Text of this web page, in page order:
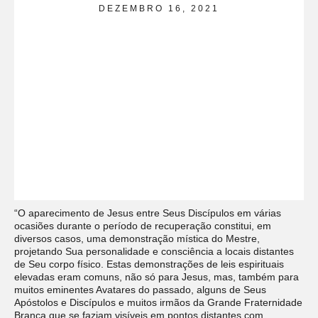
DEZEMBRO 16, 2021
“O aparecimento de Jesus entre Seus Discípulos em várias
ocasiões durante o período de recuperação constitui, em
diversos casos, uma demonstração mística do Mestre,
projetando Sua personalidade e consciência a locais distantes
de Seu corpo físico. Estas demonstrações de leis espirituais
elevadas eram comuns, não só para Jesus, mas, também para
muitos eminentes Avatares do passado, alguns de Seus
Apóstolos e Discípulos e muitos irmãos da Grande Fraternidade
Branca que se faziam visíveis em pontos distantes com